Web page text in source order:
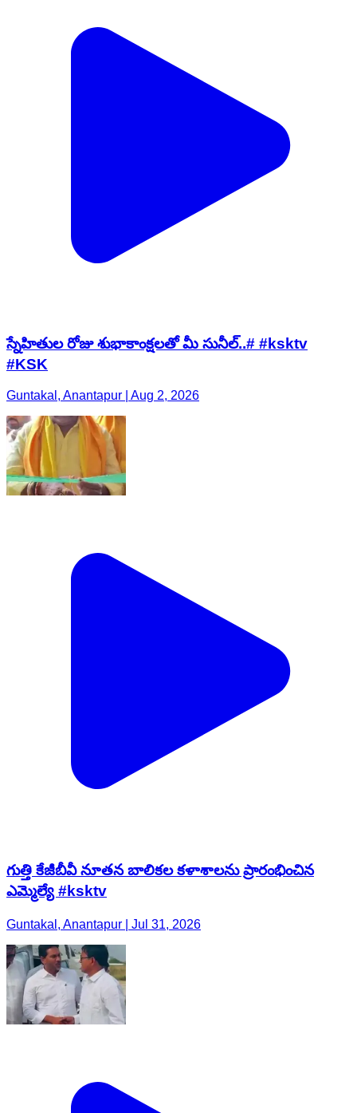
స్నేహితుల రోజు శుభాకాంక్షలతో మీ సునీల్..# #ksktv
#KSK
Guntakal, Anantapur | Aug 2, 2026
గుత్తి కేజీబీవీ నూతన బాలికల కళాశాలను ప్రారంభించిన
ఎమ్మెల్యే #ksktv
Guntakal, Anantapur | Jul 31, 2026